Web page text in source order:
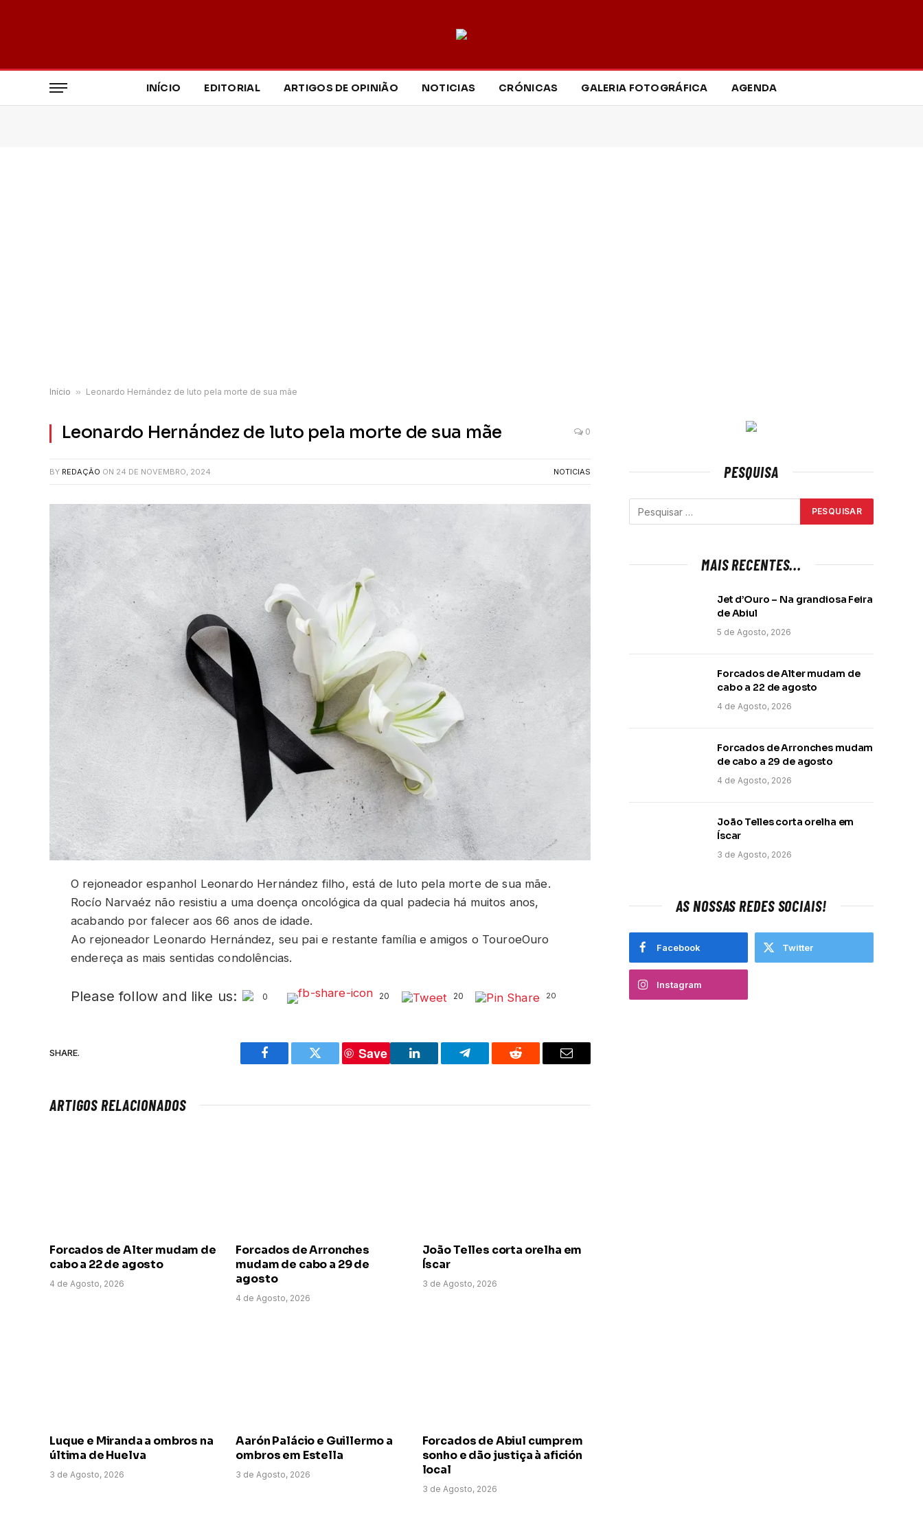
INÍCIO EDITORIAL ARTIGOS DE OPINIÃO NOTICIAS CRÓNICAS GALERIA FOTOGRÁFICA AGENDA
Início » Leonardo Hernández de luto pela morte de sua mãe
Leonardo Hernández de luto pela morte de sua mãe 0
BY REDAÇÃO ON 24 DE NOVEMBRO, 2024 NOTICIAS
O rejoneador espanhol Leonardo Hernández filho, está de luto pela morte de sua mãe.
Rocío Narvaéz não resistiu a uma doença oncológica da qual padecia há muitos anos,
acabando por falecer aos 66 anos de idade.
Ao rejoneador Leonardo Hernández, seu pai e restante família e amigos o TouroeOuro
endereça as mais sentidas condolências.
Please follow and like us: 0 20 20 20
SHARE.
Facebook Twitter
Save
LinkedIn Telegram Reddit Email
ARTIGOS RELACIONADOS
Forcados de Alter mudam de
cabo a 22 de agosto
4 de Agosto, 2026
Forcados de Arronches
mudam de cabo a 29 de
agosto
4 de Agosto, 2026
João Telles corta orelha em
Íscar
3 de Agosto, 2026
Luque e Miranda a ombros na
última de Huelva
3 de Agosto, 2026
Aarón Palácio e Guillermo a
ombros em Estella
3 de Agosto, 2026
Forcados de Abiul cumprem
sonho e dão justiça à afición
local
3 de Agosto, 2026
PESQUISA
MAIS RECENTES...
Jet d’Ouro – Na grandiosa Feira
de Abiul
5 de Agosto, 2026
Forcados de Alter mudam de
cabo a 22 de agosto
4 de Agosto, 2026
Forcados de Arronches mudam
de cabo a 29 de agosto
4 de Agosto, 2026
João Telles corta orelha em
Íscar
3 de Agosto, 2026
AS NOSSAS REDES SOCIAIS!
Facebook Twitter
Instagram